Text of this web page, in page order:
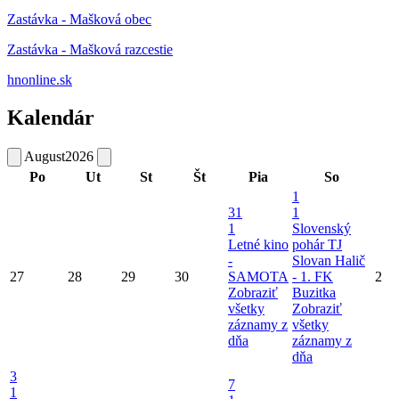
Zastávka - Mašková obec
Zastávka - Mašková razcestie
hnonline.sk
Kalendár
August2026
Po
Ut St Št Pia So
27 28 29 30
31
1
Letné kino
-
SAMOTA
Zobraziť
všetky
záznamy z
dňa
1
1
Slovenský
pohár TJ
Slovan Halič
- 1. FK
Buzitka
Zobraziť
všetky
záznamy z
dňa
2
3
1
7